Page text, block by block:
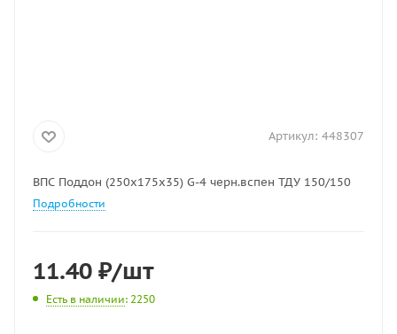
Артикул: 448307
ВПС Поддон (250х175х35) G-4 черн.вспен ТДУ 150/150
Подробности
11.40 ₽/шт
Есть в наличии: 2250